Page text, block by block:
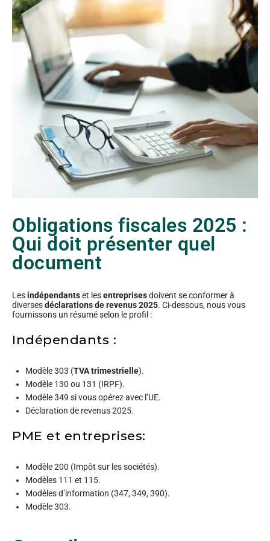
Obligations fiscales 2025 :
Qui doit présenter quel
document
Lesindépendantset lesentreprisesdoivent se conformer à
diversesdéclarations de revenus 2025. Ci-dessous, nous vous
fournissons un résumé selon le profil :
Indépendants :
Modèle 303 (TVA trimestrielle).
Modèle 130 ou 131 (IRPF).
Modèle 349 si vous opérez avec l’UE.
Déclaration de revenus 2025.
PME et entreprises:
Modèle 200 (Impôt sur les sociétés).
Modèles 111 et 115.
Modèles d’information (347, 349, 390).
Modèle 303.